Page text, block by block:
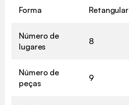
Forma Retangular
Número de
lugares
8
Número de
peças
9